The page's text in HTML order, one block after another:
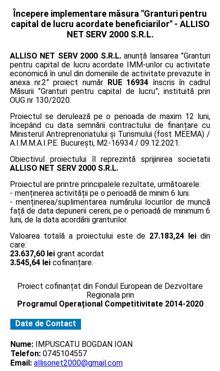
Începere implementare măsura "Granturi pentru
capital de lucru acordate beneficiarilor" - ALLISO
NET SERV 2000 S.R.L.
ALLISO NET SERV 2000 S.R.L.anunță lansarea ”Granturi
pentru capital de lucru acordate IMM-urilor cu activitate
economică în unul din domeniile de activitate prevazute în
anexa nr.2” proiect număr RUE 16934 înscris în cadrul
Măsurii ”Granturi pentru capital de lucru”, instituită prin
OUG nr 130/2020.
Proiectul se derulează pe o perioada de maxim 12 luni,
începând cu data semnării contractului de finanțare cu
Ministerul Antreprenoriatului și Turismului (fost MEEMA) /
A.I.M.M.A.I.P.E. București, M2-16934 / 09.12.2021.
Obiectivul proiectului îl reprezintă sprijinirea societatii
ALLISO NET SERV 2000 S.R.L.
Proiectul are printre principalele rezultate, următoarele:
- menținerea activității pe o perioadă de minim 6 luni.
- menținerea/suplimentarea numărului locurilor de muncă
față de data depunerii cererii, pe o perioadă de minimum 6
luni, de la data acordării granturilor.
Valoarea totală a proiectului este de 27.183,24 lei din
care:
23.637,60 lei grant acordat
3.545,64 lei cofinanțare.
Proiect cofinanțat din Fondul European de Dezvoltare
Regionala prin
Programul Operațional Competitivitate 2014-2020
Date de Contact
Nume: IMPUSCATU BOGDAN IOAN
Telefon: 0745104557
Email: allisonet2000@gmail.com